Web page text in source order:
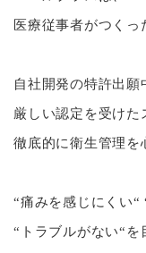
医療従事者がつくっ
自社開発の特許出願
厳しい認定を受けた
徹底的に衛生管理を
“痛みを感じにくい“
“トラブルがない“を